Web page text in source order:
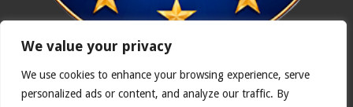
We value your privacy
We use cookies to enhance your browsing experience, serve
personalized ads or content, and analyze our traffic. By
In nómine Patris, et Fílii, et Spíritus Sancti. Amen.